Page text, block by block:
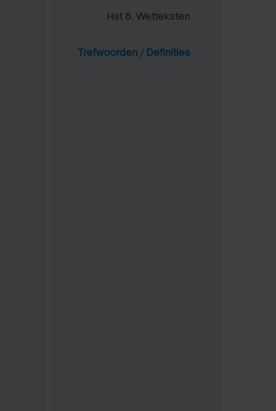
Hst 8. Wetteksten
Trefwoorden / Definities